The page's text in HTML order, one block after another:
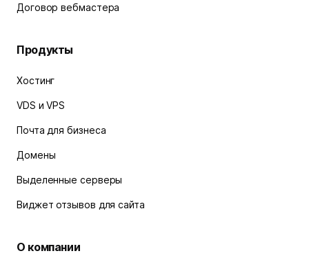
Договор вебмастера
Продукты
Хостинг
VDS и VPS
Почта для бизнеса
Домены
Выделенные серверы
Виджет отзывов для сайта
О компании